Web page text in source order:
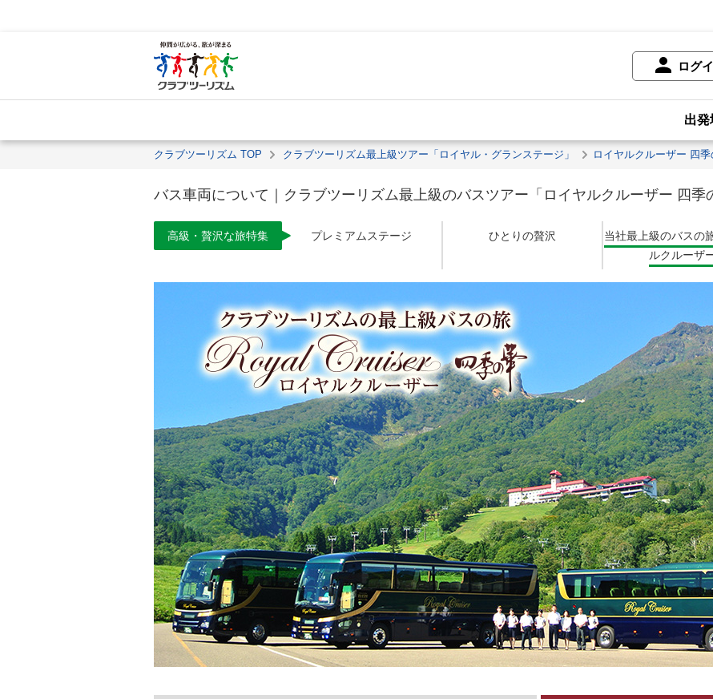
ログ
出発
クラブツーリズム TOP クラブツーリズム最上級ツアー「ロイヤル・グランステージ」 ロイヤルクルーザー 四季
バス車両について｜クラブツーリズム最上級のバスツアー「ロイヤルクルーザー 四季
高級・贅沢な旅特集 プレミアムステージ ひとりの贅沢
当社最上級のバスの
ルクルーザ